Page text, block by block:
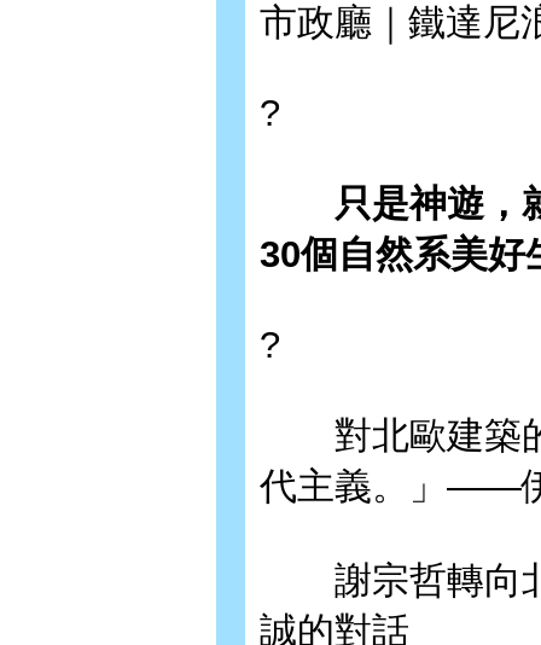
市政廳｜鐵達尼
?
只是神遊，就
30個自然系美好
?
對北歐建築的
代主義。」——
謝宗哲轉向北
誠的對話